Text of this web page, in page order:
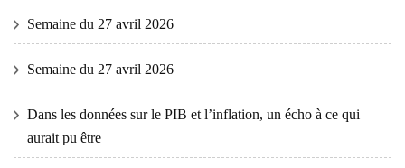
Semaine du 27 avril 2026
Semaine du 27 avril 2026
Dans les données sur le PIB et l’inflation, un écho à ce qui
aurait pu être